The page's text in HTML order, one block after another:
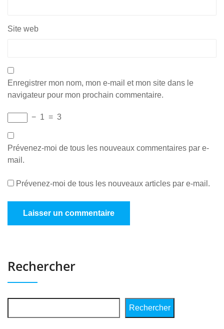
Site web
Enregistrer mon nom, mon e-mail et mon site dans le
navigateur pour mon prochain commentaire.
− 1 = 3
Prévenez-moi de tous les nouveaux commentaires par e-
mail.
Prévenez-moi de tous les nouveaux articles par e-mail.
Rechercher
Rechercher